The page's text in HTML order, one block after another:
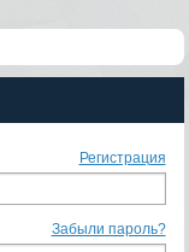
Регистрация
Забыли пароль?